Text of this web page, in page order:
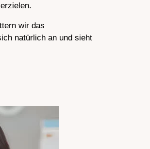
wir das
natürlich an und sieht